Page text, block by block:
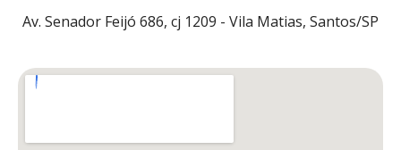
Av. Senador Feijó 686, cj 1209 - Vila Matias, Santos/SP